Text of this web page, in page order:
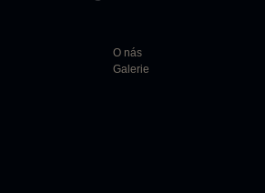
O nás
Galerie